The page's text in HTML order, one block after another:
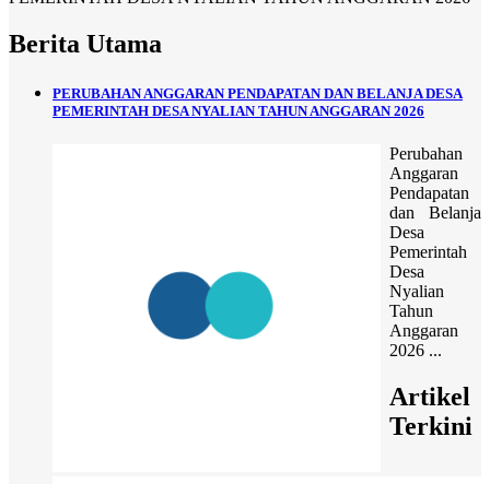
Berita Utama
PERUBAHAN ANGGARAN PENDAPATAN DAN BELANJA DESA
PEMERINTAH DESA NYALIAN TAHUN ANGGARAN 2026
Perubahan
Anggaran
Pendapatan
dan Belanja
Desa
Pemerintah
Desa
Nyalian
Tahun
Anggaran
2026 ...
Artikel
Terkini